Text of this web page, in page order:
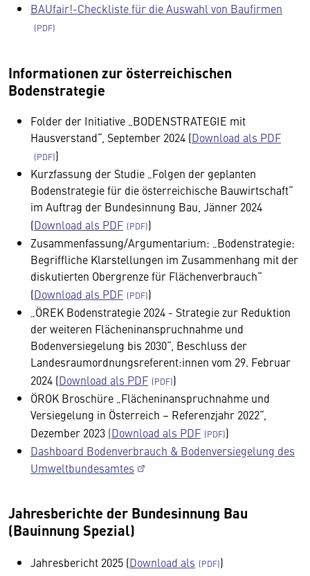
BAUfair!-Checkliste für die Auswahl von Baufirmen
Informationen zur österreichischen
Bodenstrategie
Folder der Initiative „BODENSTRATEGIE mit
Hausverstand“, September 2024 (Download als PDF
)
Kurzfassung der Studie „Folgen der geplanten
Bodenstrategie für die österreichische Bauwirtschaft“
im Auftrag der Bundesinnung Bau, Jänner 2024
(Download als PDF
)
Zusammenfassung/Argumentarium: „Bodenstrategie:
Begriffliche Klarstellungen im Zusammenhang mit der
diskutierten Obergrenze für Flächenverbrauch“
(Download als PDF
)
„ÖREK Bodenstrategie 2024 - Strategie zur Reduktion
der weiteren Flächeninanspruchnahme und
Bodenversiegelung bis 2030“, Beschluss der
Landesraumordnungsreferent:innen vom 29. Februar
2024 (Download als PDF
)
ÖROK Broschüre „Flächeninanspruchnahme und
Versiegelung in Österreich – Referenzjahr 2022“,
Dezember 2023 (Download als PDF
)
Dashboard Bodenverbrauch & Bodenversiegelung des
Umweltbundesamtes
Jahresberichte der Bundesinnung Bau
(Bauinnung Spezial)
Jahresbericht 2025 (Download als
)